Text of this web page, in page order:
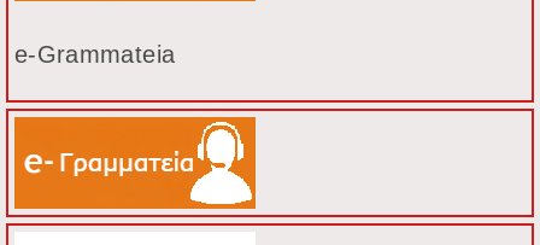
e-Grammateia